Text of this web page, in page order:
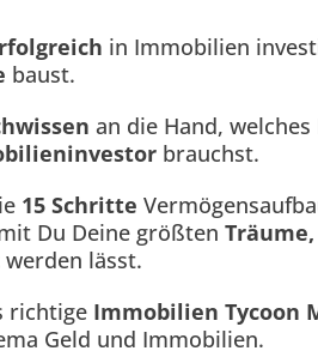
in Immobilien
baust.
an die Hand, welches
brauchst.
15 Schritte
Du Deine größten
werden lässt.
richtige Immobilien Tycoon
Geld und Immobilien.